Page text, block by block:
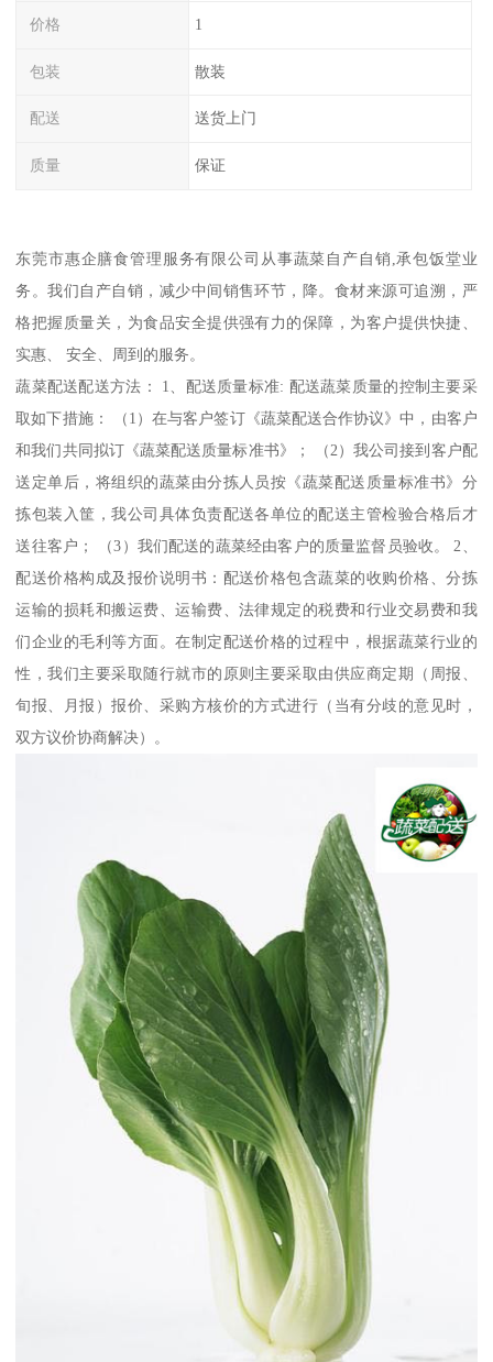
价格 1
包装 散装
配送 送货上门
质量 保证
东莞市惠企膳食管理服务有限公司从事蔬菜自产自销,承包饭堂业
务。我们自产自销，减少中间销售环节，降。食材来源可追溯，严
格把握质量关，为食品安全提供强有力的保障，为客户提供快捷、
实惠、 安全、周到的服务。
蔬菜配送配送方法： 1、配送质量标准: 配送蔬菜质量的控制主要采
取如下措施： （1）在与客户签订《蔬菜配送合作协议》中，由客户
和我们共同拟订《蔬菜配送质量标准书》； （2）我公司接到客户配
送定单后，将组织的蔬菜由分拣人员按《蔬菜配送质量标准书》分
拣包装入筐，我公司具体负责配送各单位的配送主管检验合格后才
送往客户； （3）我们配送的蔬菜经由客户的质量监督员验收。 2、
配送价格构成及报价说明书：配送价格包含蔬菜的收购价格、分拣
运输的损耗和搬运费、运输费、法律规定的税费和行业交易费和我
们企业的毛利等方面。在制定配送价格的过程中，根据蔬菜行业的
性，我们主要采取随行就市的原则主要采取由供应商定期（周报、
旬报、月报）报价、采购方核价的方式进行（当有分歧的意见时，
双方议价协商解决）。